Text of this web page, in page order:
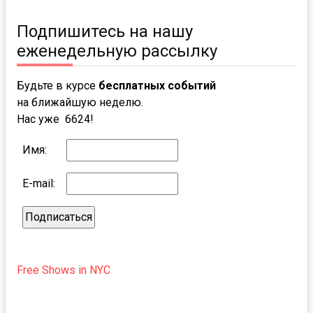
Подпишитесь на нашу
еженедельную рассылку
Будьте в курсе бесплатных событий
на ближайшую неделю.
Нас уже 6624!
Имя:
E-mail:
Free Shows in NYC